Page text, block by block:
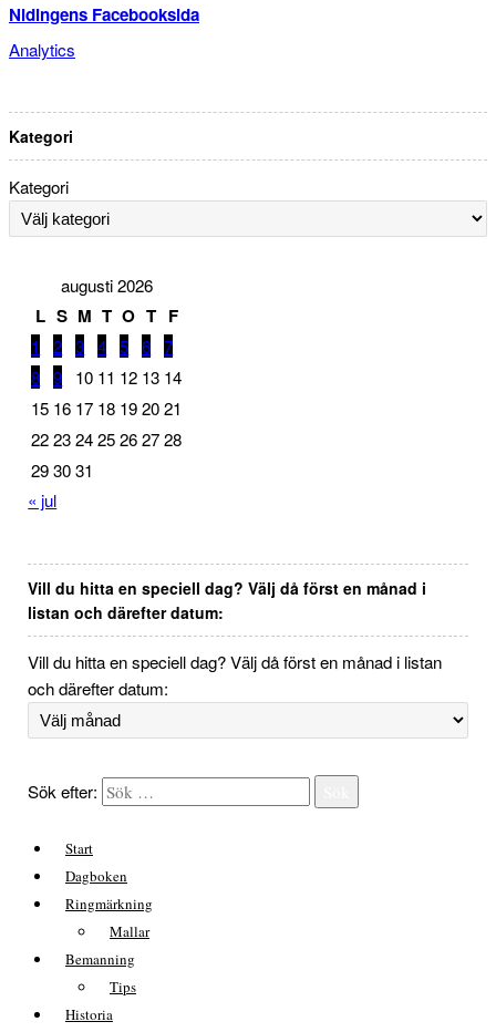
Nidingens Facebooksida
Analytics
Kategori
Kategori
augusti 2026
L S M T O T F
1 2 3 4 5 6 7
8 9 10 11 12 13 14
15 16 17 18 19 20 21
22 23 24 25 26 27 28
29 30 31
« jul
Vill du hitta en speciell dag? Välj då först en månad i
listan och därefter datum:
Vill du hitta en speciell dag? Välj då först en månad i listan
och därefter datum:
Sök efter:
Start
Dagboken
Ringmärkning
Mallar
Bemanning
Tips
Historia